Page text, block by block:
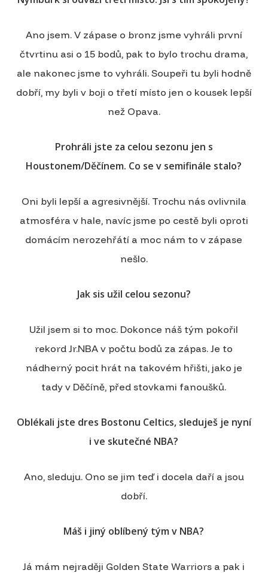
Ano jsem. V zápase o bronz jsme vyhráli první
čtvrtinu asi o 15 bodů, pak to bylo trochu drama,
ale nakonec jsme to vyhráli. Soupeři tu byli hodně
dobří, my byli v boji o třetí místo jen o kousek lepší
než Opava.
Prohráli jste za celou sezonu jen s
Houstonem/Děčínem. Co se v semifinále stalo?
Oni byli lepší a agresivnější. Trochu nás ovlivnila
atmosféra v hale, navíc jsme po cestě byli oproti
domácím nerozehřátí a moc nám to v zápase
nešlo.
Jak sis užil celou sezonu?
Užil jsem si to moc. Dokonce náš tým pokořil
rekord Jr.NBA v počtu bodů za zápas. Je to
nádherný pocit hrát na takovém hřišti, jako je
tady v Děčíně, před stovkami fanoušků.
Oblékali jste dres Bostonu Celtics, sleduješ je nyní
i ve skutečné NBA?
Ano, sleduju. Ono se jim teď i docela daří a jsou
dobří.
Máš i jiný oblíbený tým v NBA?
Já mám nejraději Golden State Warriors a pak i